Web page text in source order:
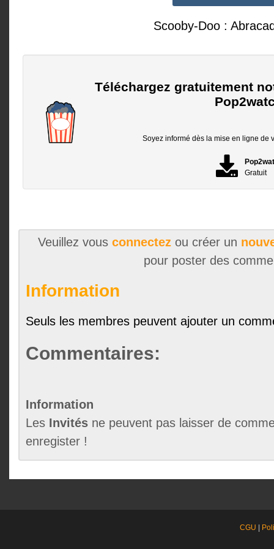
Scooby-Doo :
Téléchargez gratuitement
Soyez informé dès la mise en ligne de
Gratuit
Veuillez vous connectezou créer un
pour poster des
Information
Seuls les membres peuvent ajouter un
Commentaires:
Information
Les Invités ne peuvent pas laisser de
enregister !
CGU